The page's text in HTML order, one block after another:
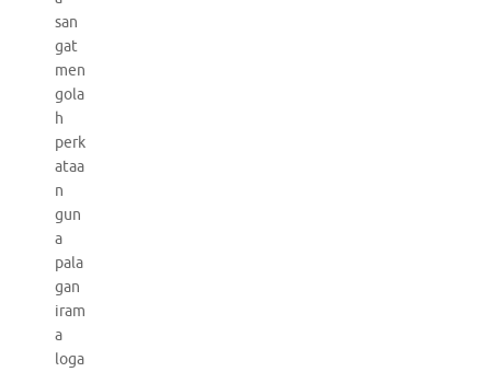
san
gat
men
gola
h
perk
ataa
n
gun
a
pala
gan
iram
a
loga